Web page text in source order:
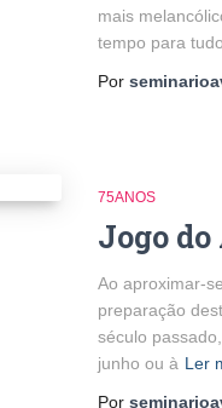
mais
tempo para
Por
75ANOS
Jogo
Ao aproximar-
preparação
século
junho ou à Ler
Por